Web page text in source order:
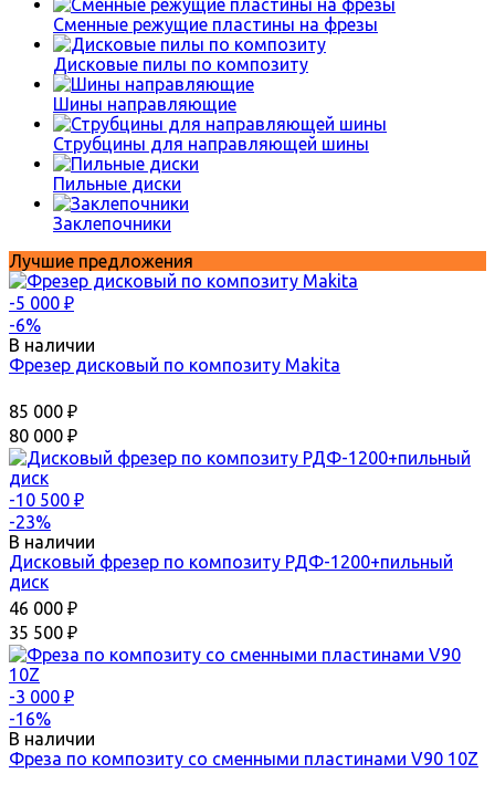
Сменные режущие пластины на фрезы
Дисковые пилы по композиту
Шины направляющие
Струбцины для направляющей шины
Пильные диски
Заклепочники
Лучшие предложения
-5 000 ₽
-6%
В наличии
Фрезер дисковый по композиту Makita
85 000 ₽
80 000 ₽
-10 500 ₽
-23%
В наличии
Дисковый фрезер по композиту РДФ-1200+пильный
диск
46 000 ₽
35 500 ₽
-3 000 ₽
-16%
В наличии
Фреза по композиту со сменными пластинами V90 10Z